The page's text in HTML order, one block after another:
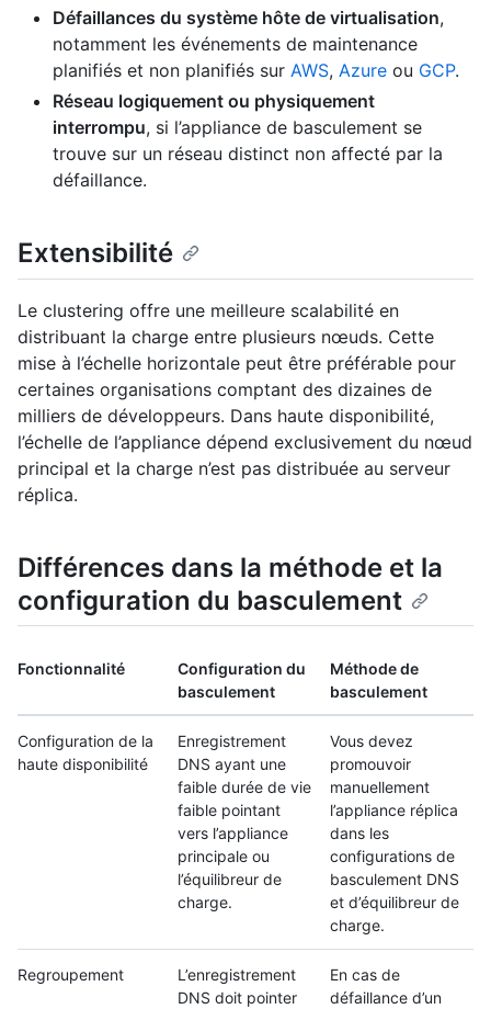
Défaillances du système hôte de virtualisation,
notamment les événements de maintenance
planifiés et non planifiés sur AWS, Azure ou GCP.
Réseau logiquement ou physiquement
interrompu, si l’appliance de basculement se
trouve sur un réseau distinct non affecté par la
défaillance.
Extensibilité
Le clustering offre une meilleure scalabilité en
distribuant la charge entre plusieurs nœuds. Cette
mise à l’échelle horizontale peut être préférable pour
certaines organisations comptant des dizaines de
milliers de développeurs. Dans haute disponibilité,
l’échelle de l’appliance dépend exclusivement du nœud
principal et la charge n’est pas distribuée au serveur
réplica.
Différences dans la méthode et la
configuration du basculement
Fonctionnalité
Configuration du
basculement
Méthode de
basculement
Configuration de la
haute disponibilité
Enregistrement
DNS ayant une
faible durée de vie
faible pointant
vers l’appliance
principale ou
l’équilibreur de
charge.
Vous devez
promouvoir
manuellement
l’appliance réplica
dans les
configurations de
basculement DNS
et d’équilibreur de
charge.
Regroupement
L’enregistrement
DNS doit pointer
En cas de
défaillance d’un